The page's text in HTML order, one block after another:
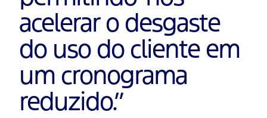
acelerar o desgaste
do uso do cliente em
um cronograma
reduzido.”